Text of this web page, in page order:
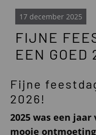
17 december 2025
FIJNE
EEN GOED
Fijne
2026!
2025 was een
mooie